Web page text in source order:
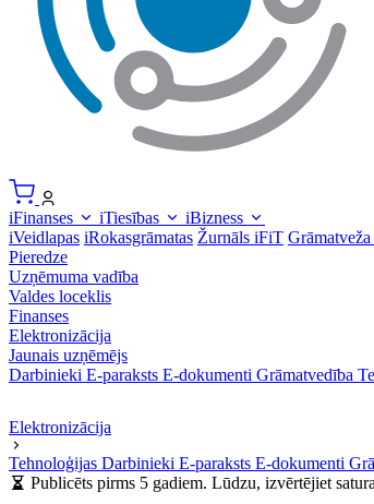
iFinanses iTiesības
iBizness
iVeidlapas iRokasgrāmatas Žurnāls iFiT
Pieredze
Uzņēmuma vadība
Valdes loceklis
Finanses
Elektronizācija
Jaunais uzņēmējs
Darbinieki E-paraksts E-dokumenti Grāmatvedība
Elektronizācija
Tehnoloģijas Darbinieki E-paraksts E-dokumenti
Publicēts pirms 5 gadiem. Lūdzu, izvērtējiet